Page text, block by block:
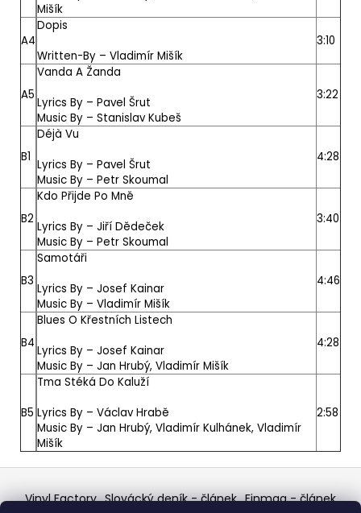
Mišík
A4
Dopis
Written-By – Vladimír Mišík
3:10
A5
Vanda A Žanda
Lyrics By – Pavel Šrut
Music By – Stanislav Kubeš
3:22
B1
Déjà Vu
Lyrics By – Pavel Šrut
Music By – Petr Skoumal
4:28
B2
Kdo Přijde Po Mně
Lyrics By – Jiří Dědeček
Music By – Petr Skoumal
3:40
B3
Samotáři
Lyrics By – Josef Kainar
Music By – Vladimír Mišík
4:46
B4
Blues O Křestních Listech
Lyrics By – Josef Kainar
Music By – Jan Hrubý, Vladimír Mišík
4:28
B5
Tma Stéká Do Kaluží
Lyrics By – Václav Hrabě
Music By – Jan Hrubý, Vladimír Kulhánek, Vladimír
Mišík
2:58
Z
á Vinyl Factory Slovácký deník - článek Finmag - článek